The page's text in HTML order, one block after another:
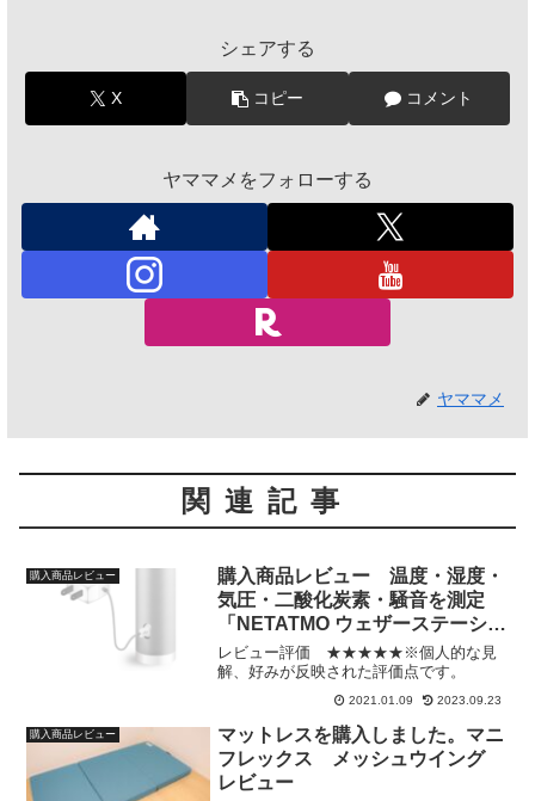
シェアする
X コピー コメント
ヤママメをフォローする
ヤママメ
関連記事
購入商品レビュー
購入商品レビュー 温度・湿度・
気圧・二酸化炭素・騒音を測定
「NETATMO ウェザーステーショ
ン」セットアップ編
レビュー評価 ★★★★★※個人的な見
解、好みが反映された評価点です。
2021.01.09 2023.09.23
購入商品レビュー
マットレスを購入しました。マニ
フレックス メッシュウイング
レビュー